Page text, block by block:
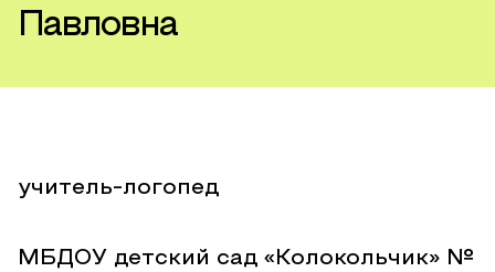
Павловна
учитель-логопед
МБДОУ детский сад «Колокольчик» №